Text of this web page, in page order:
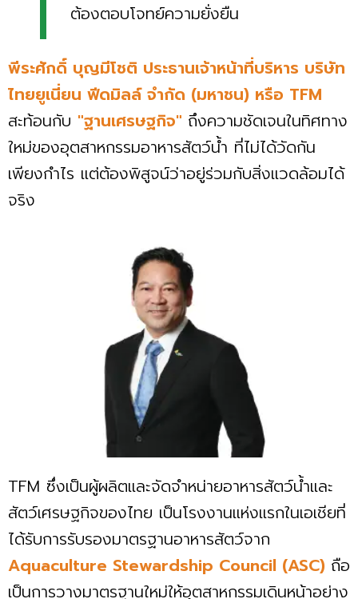
ต้องตอบโจทย์ความยั่งยืน
พีระศักดิ์ บุญมีโชติ ประธานเจ้าหน้าที่บริหาร บริษัท
ไทยยูเนี่ยน ฟีดมิลล์ จำกัด (มหาชน) หรือ TFM
สะท้อนกับ "ฐานเศรษฐกิจ" ถึงความชัดเจนในทิศทาง
ใหม่ของอุตสาหกรรมอาหารสัตว์น้ำ ที่ไม่ได้วัดกัน
เพียงกำไร แต่ต้องพิสูจน์ว่าอยู่ร่วมกับสิ่งแวดล้อมได้
จริง
TFM ซึ่งเป็นผู้ผลิตและจัดจำหน่ายอาหารสัตว์น้ำและ
สัตว์เศรษฐกิจของไทย เป็นโรงงานแห่งแรกในเอเชียที่
ได้รับการรับรองมาตรฐานอาหารสัตว์จาก
Aquaculture Stewardship Council (ASC) ถือ
เป็นการวางมาตรฐานใหม่ให้อุตสาหกรรมเดินหน้าอย่าง